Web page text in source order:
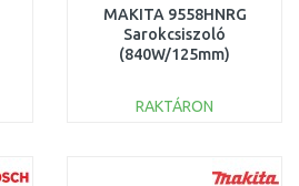
MAKITA 9558HNRG
Sarokcsiszoló
(840W/125mm)
RAKTÁRON
Összehasonlítás